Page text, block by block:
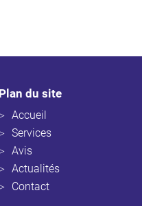
Plan du site
Accueil
Services
Avis
Actualités
Contact